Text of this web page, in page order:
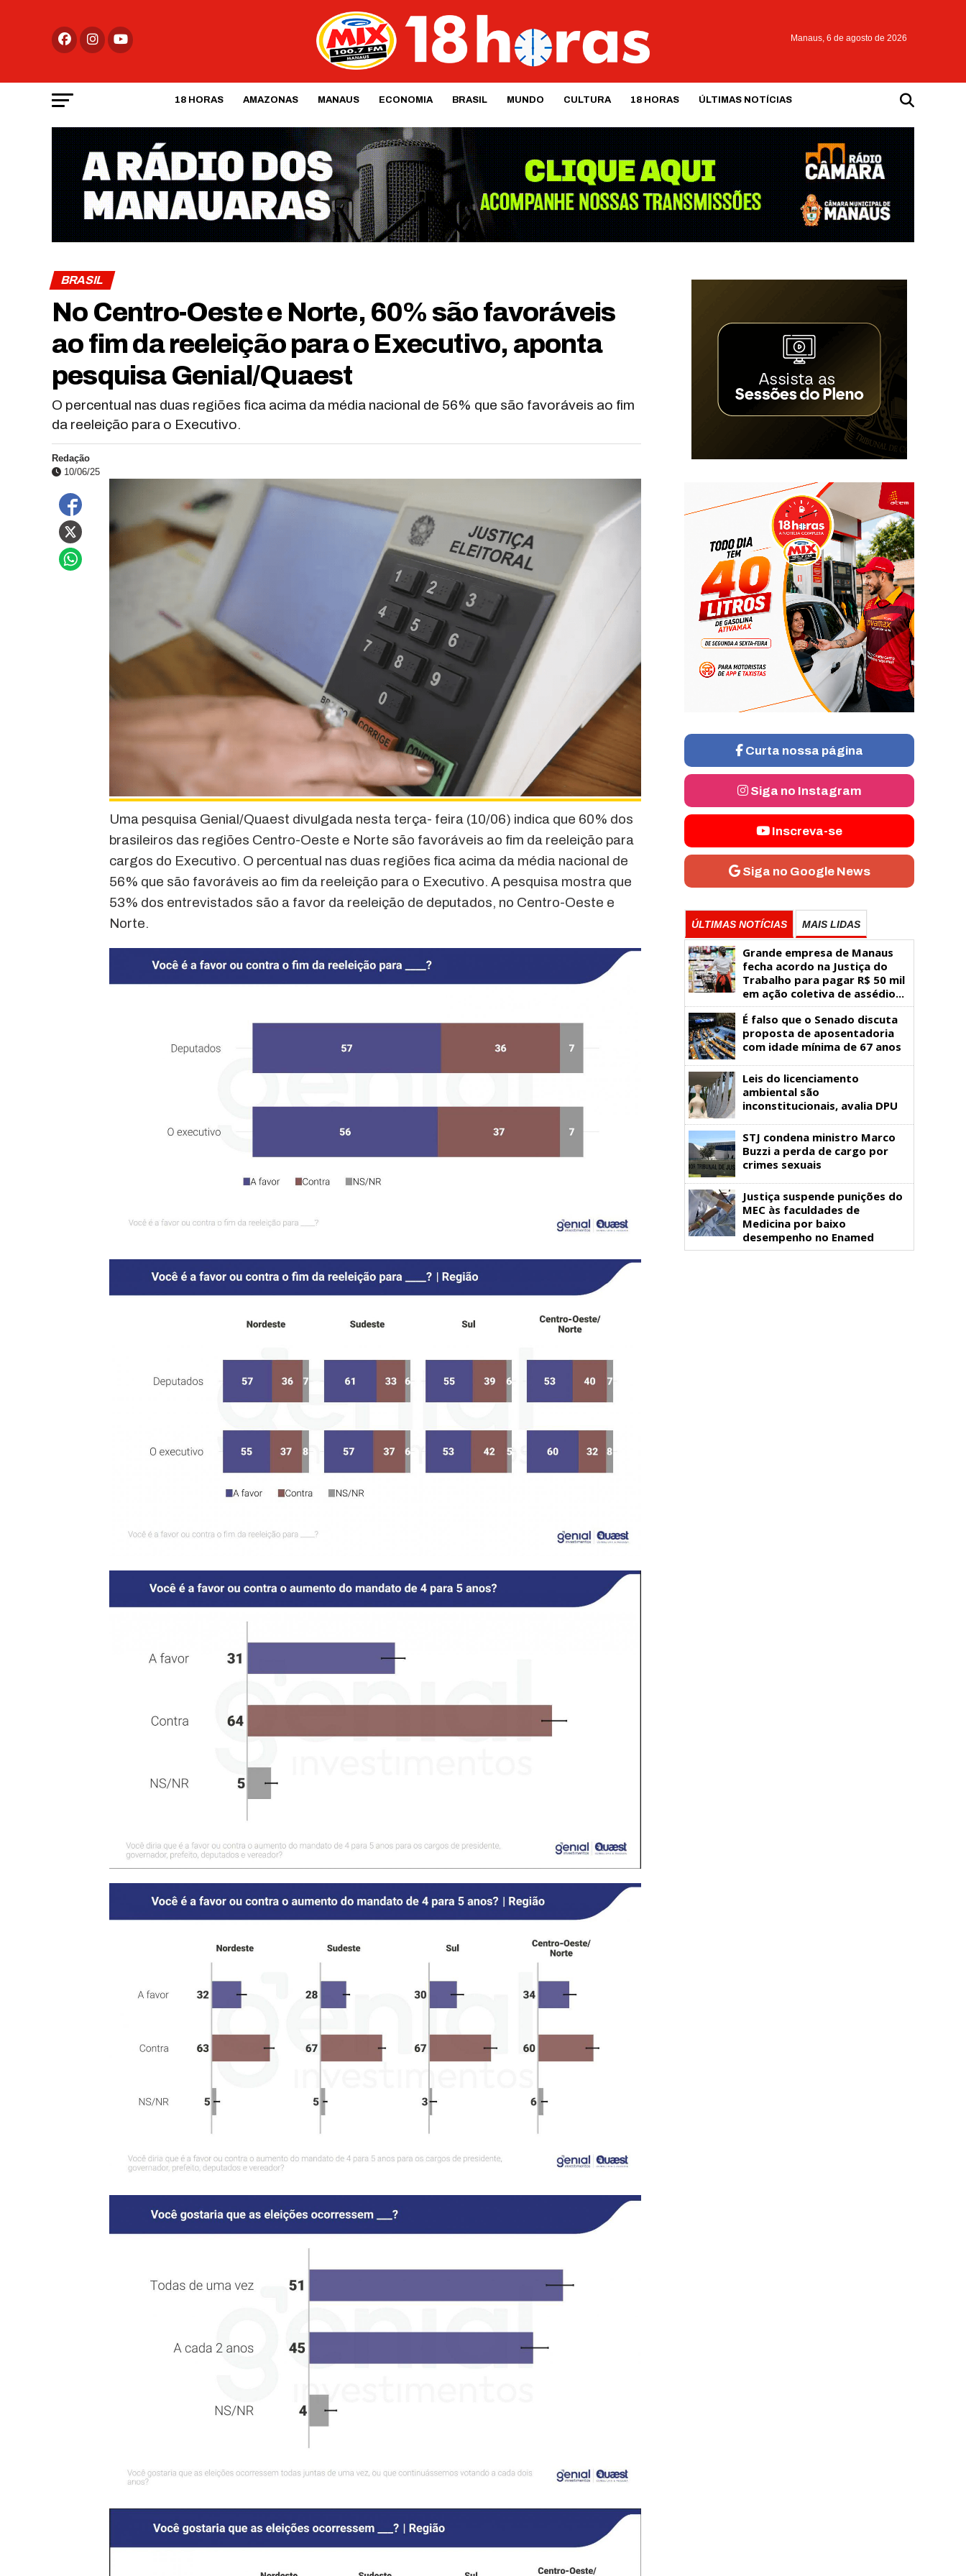
Manaus, 6 de agosto de 2026
18 HORAS AMAZONAS MANAUS ECONOMIA BRASIL MUNDO CULTURA 18 HORAS ÚLTIMAS NOTÍCIAS
BRASIL
No Centro-Oeste e Norte, 60% são favoráveis
ao fim da reeleição para o Executivo, aponta
pesquisa Genial/Quaest
O percentual nas duas regiões fica acima da média nacional de 56% que são favoráveis ao fim
da reeleição para o Executivo.
Redação
10/06/25
Uma pesquisa Genial/Quaest divulgada nesta terça- feira (10/06) indica que 60% dos
brasileiros das regiões Centro-Oeste e Norte são favoráveis ao fim da reeleição para
cargos do Executivo. O percentual nas duas regiões fica acima da média nacional de
56% que são favoráveis ao fim da reeleição para o Executivo. A pesquisa mostra que
53% dos entrevistados são a favor da reeleição de deputados, no Centro-Oeste e
Norte.
Curta nossa página
Siga no Instagram
Inscreva-se
Siga no Google News
ÚLTIMAS NOTÍCIAS MAIS LIDAS
Grande empresa de Manaus
fecha acordo na Justiça do
Trabalho para pagar R$ 50 mil
em ação coletiva de assédio...
É falso que o Senado discuta
proposta de aposentadoria
com idade mínima de 67 anos
Leis do licenciamento
ambiental são
inconstitucionais, avalia DPU
STJ condena ministro Marco
Buzzi a perda de cargo por
crimes sexuais
Justiça suspende punições do
MEC às faculdades de
Medicina por baixo
desempenho no Enamed